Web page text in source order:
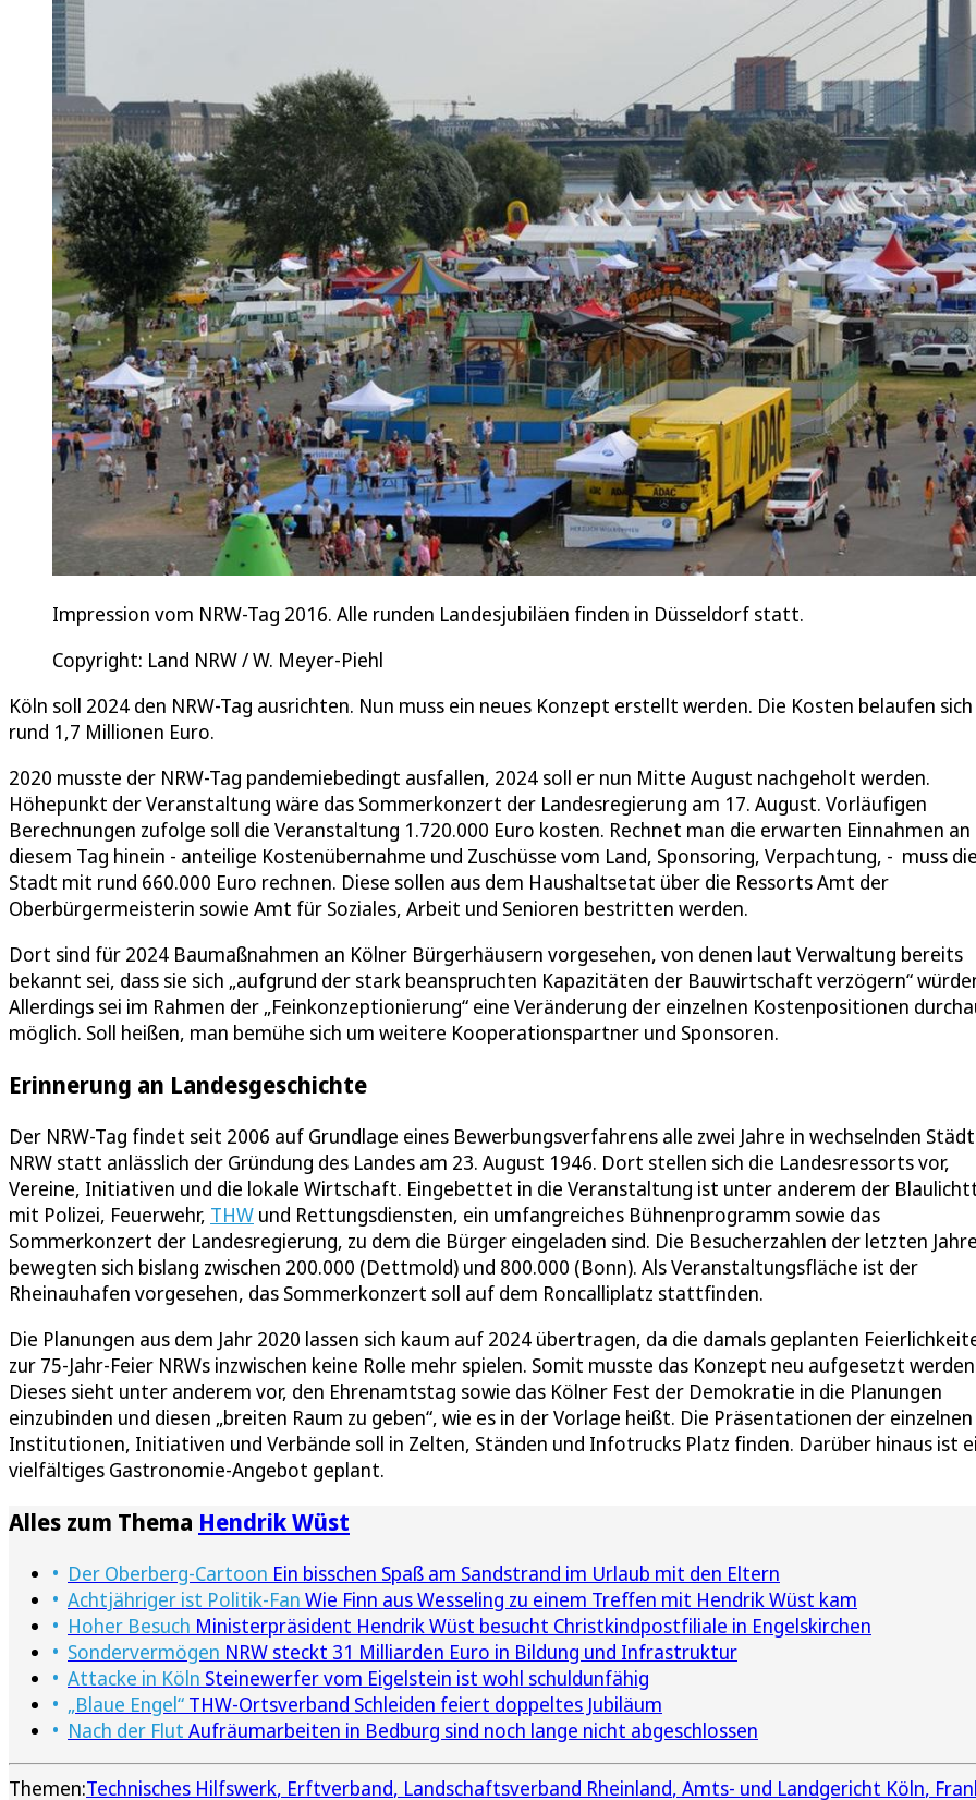
Impression vom NRW-Tag 2016. Alle runden Landesjubiläen finden in Düsseldorf statt.
Copyright: Land NRW / W. Meyer-Piehl
Köln soll 2024 den NRW-Tag ausrichten. Nun muss ein neues Konzept erstellt werden. Die Kosten belaufen
rund 1,7 Millionen Euro.
2020 musste der NRW-Tag pandemiebedingt ausfallen, 2024 soll er nun Mitte August nachgeholt werden.
Höhepunkt der Veranstaltung wäre das Sommerkonzert der Landesregierung am 17. August. Vorläufigen
Berechnungen zufolge soll die Veranstaltung 1.720.000 Euro kosten. Rechnet man die erwarten Einnahmen an
diesem Tag hinein - anteilige Kostenübernahme und Zuschüsse vom Land, Sponsoring, Verpachtung, - muss
Stadt mit rund 660.000 Euro rechnen. Diese sollen aus dem Haushaltsetat über die Ressorts Amt der
Oberbürgermeisterin sowie Amt für Soziales, Arbeit und Senioren bestritten werden.
Dort sind für 2024 Baumaßnahmen an Kölner Bürgerhäusern vorgesehen, von denen laut Verwaltung bereits
bekannt sei, dass sie sich „aufgrund der stark beanspruchten Kapazitäten der Bauwirtschaft verzögern“
Allerdings sei im Rahmen der „Feinkonzeptionierung“ eine Veränderung der einzelnen Kostenpositionen
möglich. Soll heißen, man bemühe sich um weitere Kooperationspartner und Sponsoren.
Erinnerung an Landesgeschichte
Der NRW-Tag findet seit 2006 auf Grundlage eines Bewerbungsverfahrens alle zwei Jahre in wechselnden
NRW statt anlässlich der Gründung des Landes am 23. August 1946. Dort stellen sich die Landesressorts vor,
Vereine, Initiativen und die lokale Wirtschaft. Eingebettet in die Veranstaltung ist unter anderem der
mit Polizei, Feuerwehr, THW und Rettungsdiensten, ein umfangreiches Bühnenprogramm sowie das
Sommerkonzert der Landesregierung, zu dem die Bürger eingeladen sind. Die Besucherzahlen der letzten
bewegten sich bislang zwischen 200.000 (Dettmold) und 800.000 (Bonn). Als Veranstaltungsfläche ist der
Rheinauhafen vorgesehen, das Sommerkonzert soll auf dem Roncalliplatz stattfinden.
Die Planungen aus dem Jahr 2020 lassen sich kaum auf 2024 übertragen, da die damals geplanten
zur 75-Jahr-Feier NRWs inzwischen keine Rolle mehr spielen. Somit musste das Konzept neu aufgesetzt
Dieses sieht unter anderem vor, den Ehrenamtstag sowie das Kölner Fest der Demokratie in die Planungen
einzubinden und diesen „breiten Raum zu geben“, wie es in der Vorlage heißt. Die Präsentationen der einzelnen
Institutionen, Initiativen und Verbände soll in Zelten, Ständen und Infotrucks Platz finden. Darüber hinaus ist
vielfältiges Gastronomie-Angebot geplant.
Alles zum Thema Hendrik Wüst
Der Oberberg-Cartoon Ein bisschen Spaß am Sandstrand im Urlaub mit den Eltern
Achtjähriger ist Politik-Fan Wie Finn aus Wesseling zu einem Treffen mit Hendrik Wüst kam
Hoher Besuch Ministerpräsident Hendrik Wüst besucht Christkindpostfiliale in Engelskirchen
Sondervermögen NRW steckt 31 Milliarden Euro in Bildung und Infrastruktur
Attacke in Köln Steinewerfer vom Eigelstein ist wohl schuldunfähig
„Blaue Engel“ THW-Ortsverband Schleiden feiert doppeltes Jubiläum
Nach der Flut Aufräumarbeiten in Bedburg sind noch lange nicht abgeschlossen
Themen:Technisches Hilfswerk Erftverband Landschaftsverband Rheinland Amts- und Landgericht Köln